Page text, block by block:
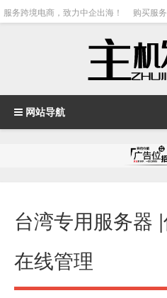
服务跨境电商，致力中企出海！ 购买服
网站导航
台湾专用服务器
在线管理